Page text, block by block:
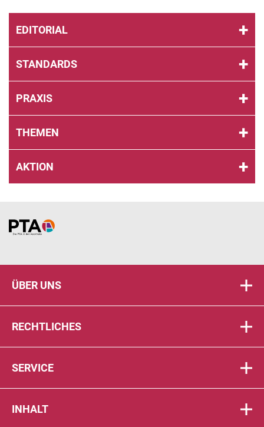
EDITORIAL
STANDARDS
PRAXIS
THEMEN
AKTION
Home
ÜBER UNS
RECHTLICHES
SERVICE
INHALT